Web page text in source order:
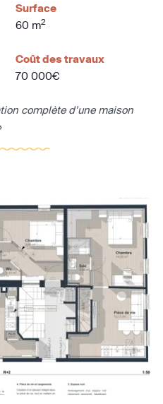
Surface
60 m2
Coût des travaux
70 000€
complète d’une maison